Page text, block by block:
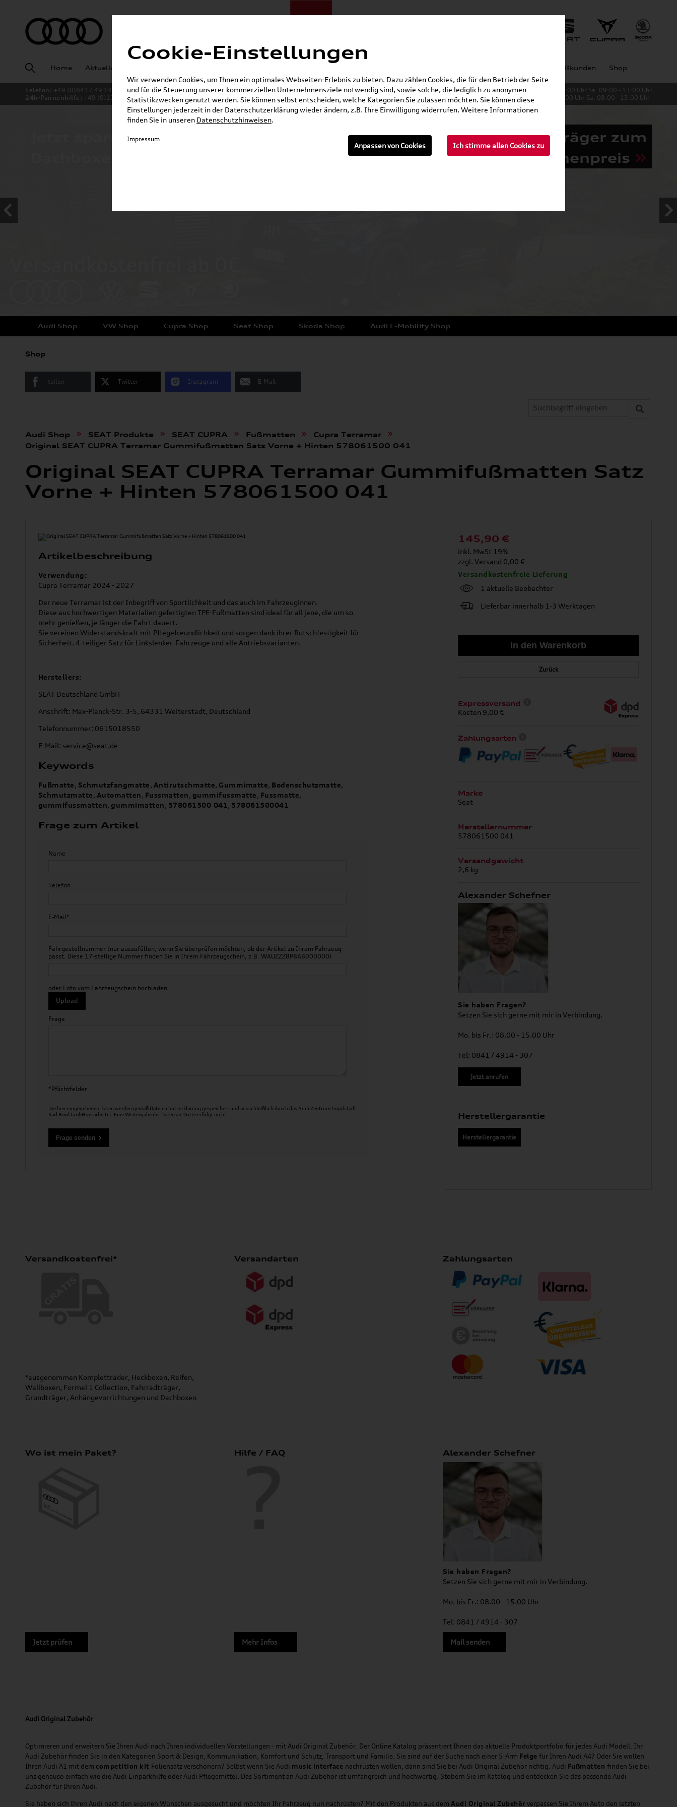
Home Aktuelles Großkunden Shop
Telefon: +49 (0)841 / 49 140
24h-Pannenhilfe: +49 (0)171 / 870 72 87 Gerade geöffnet Verkauf:Mo. - Fr. 08:00 - 19:00 Uhr Sa. 09:00 - 13:00 Uhr
Service:Mo. - Fr. 06:00 - 20:00 Uhr Sa. 08:00 - 13:00 Uhr
Jetzt sparen bei unseren
Grundträger zum
Schnäppchenpreis
Audi Shop VW Shop Cupra Shop Seat Shop Skoda Shop Audi E-Mobility Shop
Shop
teilen Twitter Instagram E-Mail
Audi Shop » SEAT Produkte » SEAT CUPRA » Fußmatten » Cupra Terramar »
Original SEAT CUPRA Terramar Gummifußmatten Satz Vorne + Hinten 578061500 041
Original SEAT CUPRA Terramar Gummifußmatten Satz
Vorne + Hinten 578061500 041
Artikelbeschreibung
Verwendung:
Cupra Terramar 2024 - 2027
Der neue Terramar ist der Inbegriff von Sportlichkeit und das auch im Fahrzeuginnen.
Diese aus hochwertigen Materialien gefertigten TPE-Fußmatten sind ideal für all jene, die um so
mehr genießen, je länger die Fahrt dauert.
Sie vereinen Widerstandskraft mit Pflegefreundlichkeit und sorgen dank ihrer Rutschfestigkeit für
Sicherheit. 4-teiliger Satz für Linkslenker-Fahrzeuge und alle Antriebsvarianten.
Herstellers:
SEAT Deutschland GmbH
Anschrift: Max-Planck-Str. 3-5, 64331 Weiterstadt, Deutschland
Telefonnummer: 0615018550
E-Mail: service@seat.de
Keywords
Fußmatte, Schmutzfangmatte, Antirutschmatte, Gummimatte, Bodenschutzmatte,
Schmutzmatte, Automatten, Fussmatten, gummifussmatte, Fussmatte,
gummifussmatten, gummimatten, 578061500 041, 578061500041
Frage zum Artikel
Name
Telefon
E-Mail*
Fahrgestellnummer (nur auszufüllen, wenn Sie überprüfen möchten, ob der Artikel zu Ihrem Fahrzeug
passt. Diese 17-stellige Nummer finden Sie in Ihrem Fahrzeugschein, z.B. WAUZZZ8P8AB000000)
oder Foto vom Fahrzeugschein hochladen
Upload
Frage
*Pflichtfelder
Die hier eingegebenen Daten werden gemäß Datenschutzerklärung gespeichert und ausschließlich durch das Audi Zentrum Ingolstadt
Karl Brod GmbH verarbeitet. Eine Weitergabe der Daten an Dritte erfolgt nicht.
145,90 €
inkl. MwSt 19%
zzgl.Versand 0,00 €
Versandkostenfreie Lieferung
1 aktuelle Beobachter
Lieferbar innerhalb 1-3 Werktagen
Zurück
Expressversand
Kosten 9,00 €
Zahlungsarten
Marke
Seat
Herstellernummer
578061500 041
Versandgewicht
2,6 kg
Alexander Schefner
Sie haben Fragen?
Setzen Sie sich gerne mit mir in Verbindung.
Mo. bis Fr.: 08.00 - 15.00 Uhr
Tel: 0841 / 4914 - 307
Jetzt anrufen
Herstellergarantie
Herstellergarantie
Versandkostenfrei*
*ausgenommen Kompletträder, Heckboxen, Reifen,
Wallboxen, Formel 1 Collection, Fahrradträger,
Grundträger, Anhängevorrichtungen und Dachboxen
Versandarten Zahlungsarten
Wo ist mein Paket?
Jetzt prüfen
Hilfe / FAQ
Mehr Infos
Alexander Schefner
Sie haben Fragen?
Setzen Sie sich gerne mit mir in Verbindung.
Mo. bis Fr.: 08.00 - 15.00 Uhr
Tel: 0841 / 4914 - 307
Mail senden
Audi Original Zubehör
Optimieren und erweitern Sie Ihren Audi nach Ihren individuellen Vorstellungen - mit Audi Original Zubehör. Der Online Katalog präsentiert Ihnen das aktuelle Produktportfolio für jedes Audi Modell. Ihr
Audi Zubehör finden Sie in den Kategorien Sport & Design, Kommunikation, Komfort und Schutz, Transport und Familie. Sie sind auf der Suche nach einer 5-Arm Felge für Ihren Audi A4? Oder Sie wollen
Ihren Audi A1 mit dem competition kit Foliensatz verschönern? Selbst wenn Sie Audi music interface nachrüsten wollen, dann sind Sie bei Audi Original Zubehör richtig. Audi Fußmatten finden Sie bei
uns genauso einfach wie die Audi Einparkhilfe oder Audi Pflegemittel. Das Sortiment an Audi Zubehör ist umfangreich und hochwertig. Stöbern Sie im Katalog und entdecken Sie das passende Audi
Zubehör für Ihren Audi.
Sie haben sich Ihren Audi nach den eigenen Wünschen ausgesucht und möchten Ihr Fahrzeug nun nachrüsten? Mit den Produkten aus dem Audi Original Zubehör verpassen Sie Ihrem Auto den letzten
Cookie-Einstellungen
Wir verwenden Cookies, um Ihnen ein optimales Webseiten-Erlebnis zu bieten. Dazu zählen Cookies, die für den Betrieb der Seite
und für die Steuerung unserer kommerziellen Unternehmensziele notwendig sind, sowie solche, die lediglich zu anonymen
Statistikzwecken genutzt werden. Sie können selbst entscheiden, welche Kategorien Sie zulassen möchten. Sie können diese
Einstellungen jederzeit in der Datenschutzerklärung wieder ändern, z.B. Ihre Einwilligung widerrufen. Weitere Informationen
finden Sie in unseren Datenschutzhinweisen.
Ich stimme allen Cookies zu
Anpassen von Cookies
Impressum